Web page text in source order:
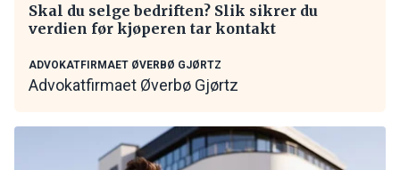
Skal du selge bedriften? Slik sikrer du
verdien før kjøperen tar kontakt
ADVOKATFIRMAET ØVERBØ GJØRTZ
Advokatfirmaet Øverbø Gjørtz